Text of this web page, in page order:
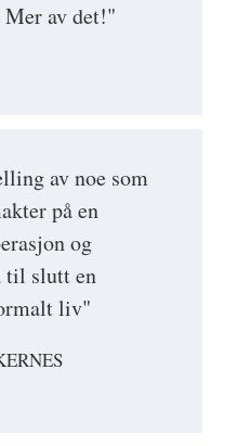
av det!"
av noe som
på en
og
til slutt en
liv"